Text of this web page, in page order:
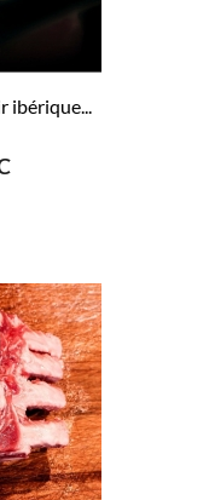
ibérique...